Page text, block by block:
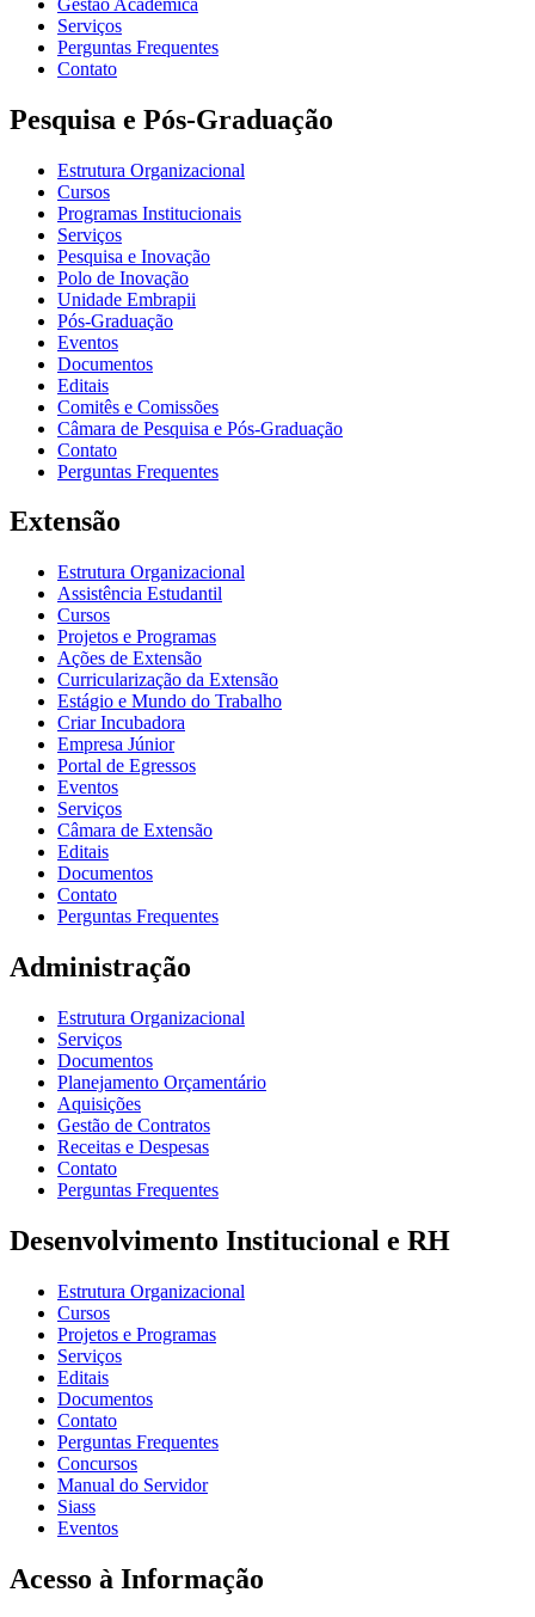
Serviços
Perguntas Frequentes
Contato
Pesquisa e Pós-Graduação
Estrutura Organizacional
Cursos
Programas Institucionais
Serviços
Pesquisa e Inovação
Polo de Inovação
Unidade Embrapii
Pós-Graduação
Eventos
Documentos
Editais
Comitês e Comissões
Câmara de Pesquisa e Pós-Graduação
Contato
Perguntas Frequentes
Extensão
Estrutura Organizacional
Assistência Estudantil
Cursos
Projetos e Programas
Ações de Extensão
Curricularização da Extensão
Estágio e Mundo do Trabalho
Criar Incubadora
Empresa Júnior
Portal de Egressos
Eventos
Serviços
Câmara de Extensão
Editais
Documentos
Contato
Perguntas Frequentes
Administração
Estrutura Organizacional
Serviços
Documentos
Planejamento Orçamentário
Aquisições
Gestão de Contratos
Receitas e Despesas
Contato
Perguntas Frequentes
Desenvolvimento Institucional e RH
Estrutura Organizacional
Cursos
Projetos e Programas
Serviços
Editais
Documentos
Contato
Perguntas Frequentes
Concursos
Manual do Servidor
Siass
Eventos
Acesso à Informação